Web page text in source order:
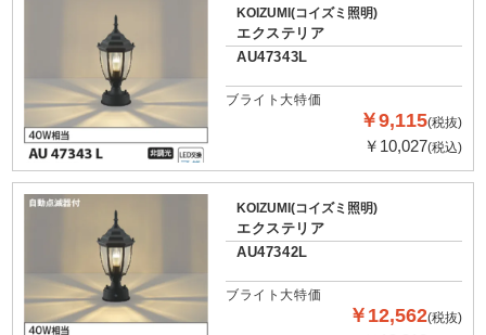
KOIZUMI(コイズミ照明)
エクステリア
AU47343L
ブライト大特価
￥9,115(税抜)
￥10,027(税込)
KOIZUMI(コイズミ照明)
エクステリア
AU47342L
ブライト大特価
￥12,562(税抜)